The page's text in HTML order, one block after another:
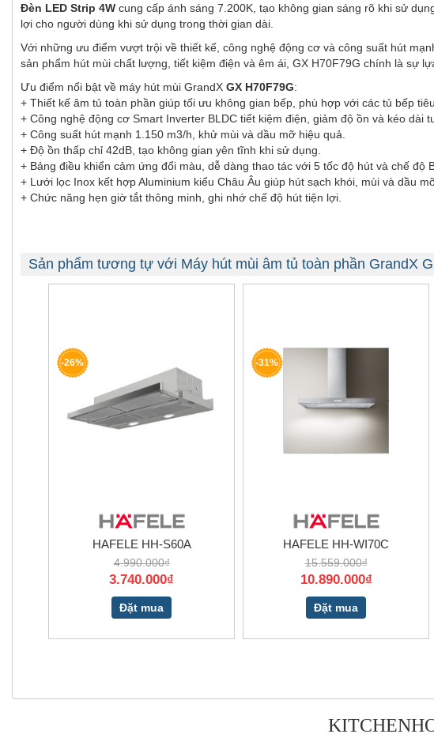
Đèn LED Strip 4W cung cấp ánh sáng 7.200K, tạo không gian sáng rõ khi sử
lợi cho người dùng khi sử dụng trong thời gian dài.
Với những ưu điểm vượt trội về thiết kế, công nghệ động cơ và công suất hút
sản phẩm hút mùi chất lượng, tiết kiệm điện và êm ái, GX H70F79G chính là sự
Ưu điểm nổi bật về máy hút mùi GrandX GX H70F79G:
+ Thiết kế âm tủ toàn phần giúp tối ưu không gian bếp, phù hợp với các tủ bếp
+ Công nghệ động cơ Smart Inverter BLDC tiết kiệm điện, giảm độ ồn và kéo dài
+ Công suất hút mạnh 1.150 m3/h, khử mùi và dầu mỡ hiệu quả.
+ Độ ồn thấp chỉ 42dB, tạo không gian yên tĩnh khi sử dụng.
+ Bảng điều khiển cảm ứng đổi màu, dễ dàng thao tác với 5 tốc độ hút và chế độ
+ Lưới lọc Inox kết hợp Aluminium kiểu Châu Âu giúp hút sạch khói, mùi và dầu
+ Chức năng hẹn giờ tắt thông minh, ghi nhớ chế độ hút tiện lợi.
Sản phẩm tương tự với Máy hút mùi âm tủ toàn phần GrandX
-26%
HAFELE HH-S60A
4.990.000₫
3.740.000₫
Đặt mua
-31%
HAFELE HH-WI70C
15.559.000₫
10.890.000₫
Đặt mua